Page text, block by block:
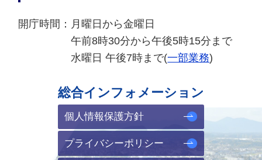
開庁時間： 月曜日から金曜日
午前8時30分から午後5時15分まで
水曜日 午後7時まで(一部業務)
総合インフォメーション
個人情報保護方針
プライバシーポリシー